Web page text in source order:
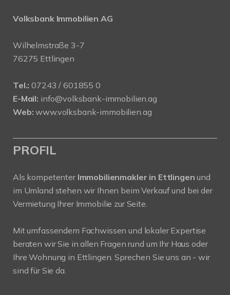
Volksbank Immobilien AG
Wilhelmstraße 3-7
76275 Ettlingen
Tel.: 07243 / 601855 0
E-Mail: info@volksbank-immobilien.ag
Web: www.volksbank-immobilien.ag
PROFIL
Als kompetenter Immobilienmakler in Ettlingen und
im Umland stehen wir Ihnen beim Verkauf und bei der
Vermietung Ihrer Immobilie zur Seite.
Mit umfassendem Fachwissen und lokaler Expertise
beraten wir Sie in allen Fragen rund um Ihr Haus oder
Ihre Wohnung in Ettlingen. Sprechen Sie uns an - wir
sind für Sie da.